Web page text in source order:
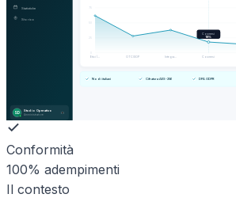
Statistiche
Storico
SD
Studio Operativo
Amministratore
Etici (… OTC/SOP Integra… Cosmesi
Cosmesi
18%
Nodi italiani Cifratura AES-256 DPA GDPR
Conformità
100% adempimenti
Il contesto